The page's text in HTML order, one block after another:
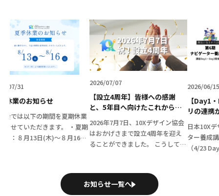
を夏期休業
す。 ・夏期
)～８月16日
【設立4周年】皆様への感謝
と、5年目へ向けたこれからの1
0Xの歩み
2026年7月7日、10Xデザイン協会
はおかげさまで設立4周年を迎え
ることができました。 こうして無
さま、温かく支えてくださるパー
トナー企業の皆さま そして当協
【Day1・Day2開催報告
リの連携からAI対話ロー
で、参加者の表情が「確
た第6期ナビゲーター養
🚀
日本10Xデザイン協会「ナ
ター養成講座 第6期」の全
（4/23 Day1オンライン・
で進むカリキュラムに、社
担当者や経営者など […]
お知らせ一覧へ